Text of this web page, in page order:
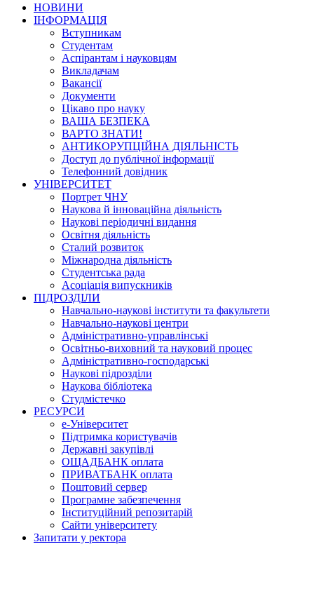
НОВИНИ
ІНФОРМАЦІЯ
Вступникам
Студентам
Аспірантам і науковцям
Викладачам
Вакансії
Документи
Цікаво про науку
ВАША БЕЗПЕКА
ВАРТО ЗНАТИ!
АНТИКОРУПЦІЙНА ДІЯЛЬНІСТЬ
Доступ до публічної інформації
Телефонний довідник
УНІВЕРСИТЕТ
Портрет ЧНУ
Наукова й інноваційна діяльність
Наукові періодичні видання
Освітня діяльність
Сталий розвиток
Міжнародна діяльність
Студентська рада
Асоціація випускників
ПІДРОЗДІЛИ
Навчально-наукові інститути та факультети
Навчально-наукові центри
Адміністративно-управлінські
Освітньо-виховний та науковий процес
Адміністративно-господарські
Наукові підрозділи
Наукова бібліотека
Студмістечко
РЕСУРСИ
е-Університет
Підтримка користувачів
Державні закупівлі
ОЩАДБАНК оплата
ПРИВАТБАНК оплата
Поштовий сервер
Програмне забезпечення
Інституційний репозитарій
Сайти університету
Запитати у ректора